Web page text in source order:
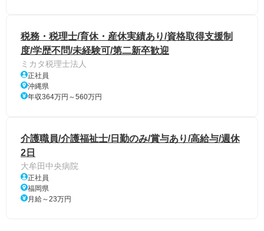
税務・税理士/育休・産休実績あり/資格取得支援制
度/学歴不問/未経験可/第二新卒歓迎
ミカタ税理士法人
正社員
沖縄県
年収364万円～560万円
介護職員/介護福祉士/日勤のみ/賞与あり/高給与/週休
2日
大牟田中央病院
正社員
福岡県
月給～23万円